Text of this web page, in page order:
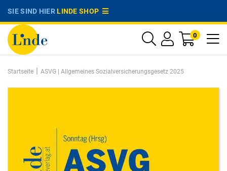
SIE SIND HIERLINDE SHOP
0
Startseite | ASVG | Allgemeines Sozialversicherungsgesetz 2025